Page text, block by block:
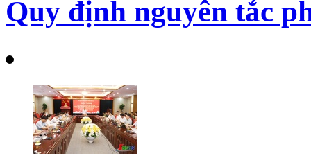
Quy định nguyên tắc